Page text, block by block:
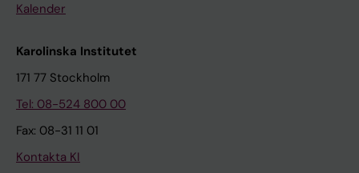
Kalender
Karolinska Institutet
171 77 Stockholm
Tel: 08-524 800 00
Fax: 08-31 11 01
Kontakta KI